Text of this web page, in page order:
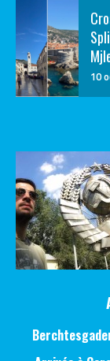
10